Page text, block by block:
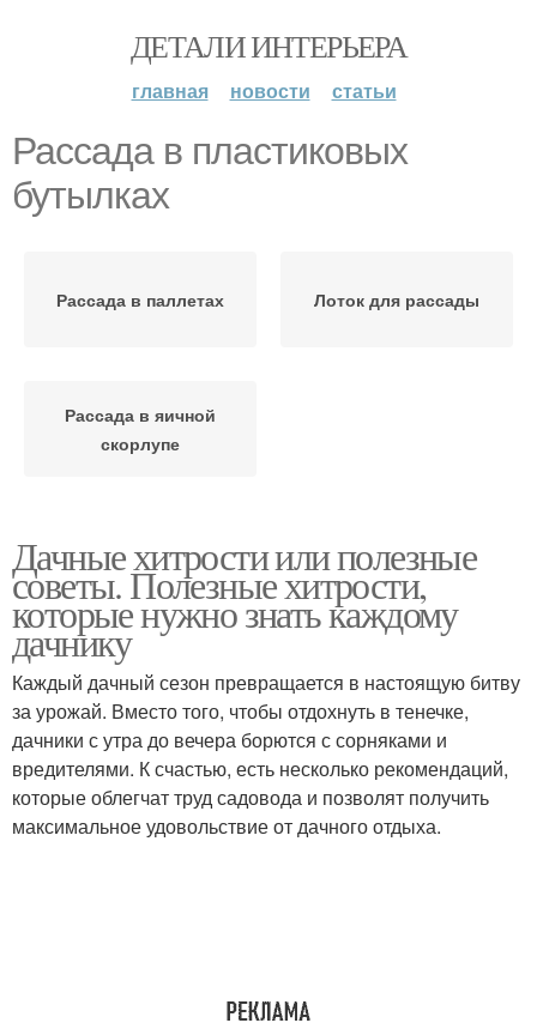
ДЕТАЛИ ИНТЕРЬЕРА
главная новости статьи
Рассада в пластиковых
бутылках
Рассада в паллетах Лоток для рассады
Рассада в яичной
скорлупе
Дачные хитрости или полезные
советы. Полезные хитрости,
которые нужно знать каждому
дачнику
Каждый дачный сезон превращается в настоящую битву
за урожай. Вместо того, чтобы отдохнуть в тенечке,
дачники с утра до вечера борются с сорняками и
вредителями. К счастью, есть несколько рекомендаций,
которые облегчат труд садовода и позволят получить
максимальное удовольствие от дачного отдыха.